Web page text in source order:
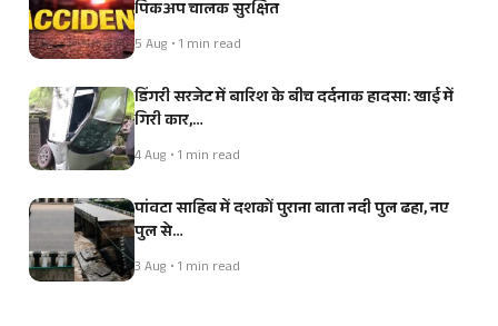
पिकअप चालक सुरक्षित
5 Aug • 1 min read
डिंगरी सरजेट में बारिश के बीच दर्दनाक हादसा: खाई में
गिरी कार,…
4 Aug • 1 min read
पांवटा साहिब में दशकों पुराना बाता नदी पुल ढहा, नए
पुल से…
3 Aug • 1 min read